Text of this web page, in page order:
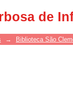
de
→ Biblioteca São